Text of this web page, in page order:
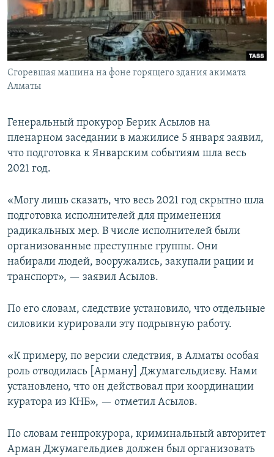
Сгоревшая машина на фоне горящего здания акимата
Алматы
Генеральный прокурор Берик Асылов на
пленарном заседании в мажилисе 5 января заявил,
что подготовка к Январским событиям шла весь
2021 год.
«Могу лишь сказать, что весь 2021 год скрытно шла
подготовка исполнителей для применения
радикальных мер. В числе исполнителей были
организованные преступные группы. Они
набирали людей, вооружались, закупали рации и
транспорт», — заявил Асылов.
По его словам, следствие установило, что отдельные
силовики курировали эту подрывную работу.
«К примеру, по версии следствия, в Алматы особая
роль отводилась [Арману] Джумагельдиеву. Нами
установлено, что он действовал при координации
куратора из КНБ», — отметил Асылов.
По словам генпрокурора, криминальный авторитет
Арман Джумагельдиев должен был организовать